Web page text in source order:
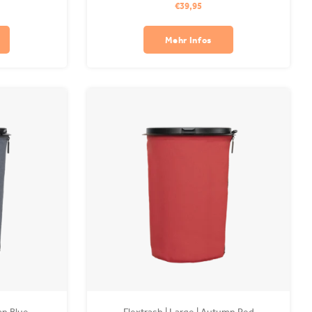
aus
Boot! Der Coverbag besteht aus recyceltem PET
und ist in Ihrer Waschmaschine waschbar.
€39,95
Mehr Infos